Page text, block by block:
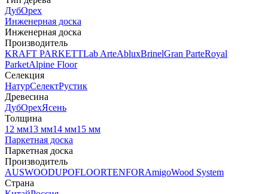
ДубОрех
Инженерная доска
Инженерная доска
Производитель
KRAFT PARKETTLab ArteAbluxBrinelGran ParteRoyal
ParketAlpine Floor
Селекция
НатурСелектРустик
Древесина
ДубОрехЯсень
Толщина
12 мм13 мм14 мм15 мм
Паркетная доска
Паркетная доска
Производитель
AUSWOODUPOFLOORTENFORAmigoWood System
Страна